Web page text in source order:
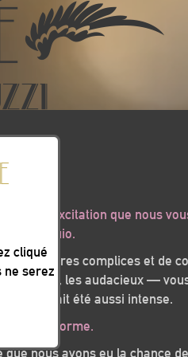
d’excitation que nous
à Mauguio.
de rires complices et de
curieux, les audacieux —
ça n’aurait été aussi intense.
se transforme.
que nous avons eu la chance
cliqué
ne serez